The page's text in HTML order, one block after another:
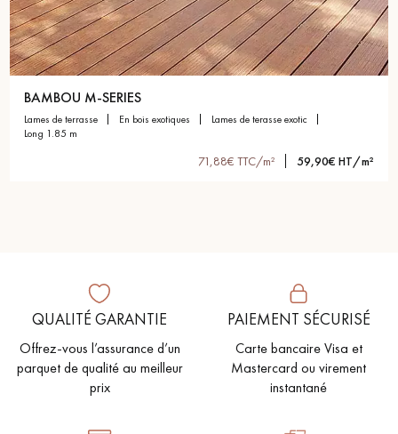
BAMBOU M-SERIES
lames de terrasse en bois exotiques
lames de terasse exotic
long 1.85 m
71,88€ TTC/m² 59,90€ HT/m²
QUALITÉ GARANTIE
Offrez-vous l’assurance d’un
parquet de qualité au meilleur
prix
PAIEMENT SÉCURISÉ
Carte bancaire Visa et
Mastercard ou virement
instantané